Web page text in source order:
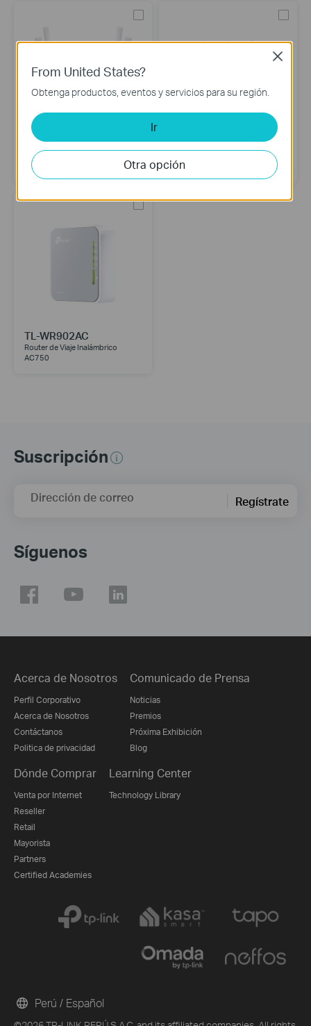
Archer C24
AC750 Dual-Band Wi-Fi Router
Archer C20
AC750 Wireless Dual Band Router
TL-WR902AC
Router de Viaje Inalámbrico
AC750
Suscripción
Dirección de correo Regístrate
Síguenos
Acerca de Nosotros
Perfil Corporativo
Acerca de Nosotros
Contáctanos
Politica de privacidad
Comunicado de Prensa
Noticias
Premios
Próxima Exhibición
Blog
Dónde Comprar
Venta por Internet
Reseller
Retail
Mayorista
Partners
Certified Academies
Learning Center
Technology Library
Perú / Español
From United States?
Obtenga productos, eventos y servicios para su región.
Ir
Otra opción
Close